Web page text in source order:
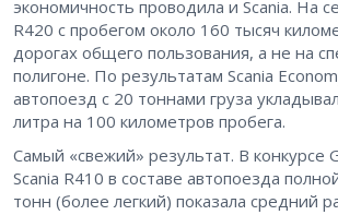
экономичность проводила и Scania. На
R420 с пробегом около 160 тысяч
дорогах общего пользования, а не на
полигоне. По результатам Scania
автопоезд с 20 тоннами груза
литра на 100 километров пробега.
Самый «свежий» результат. В конкурсе
Scania R410 в составе автопоезда
тонн (более легкий) показала средний